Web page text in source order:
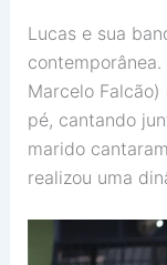
Lucas e sua
Marcelo
pé, cantando
marido
realizou uma